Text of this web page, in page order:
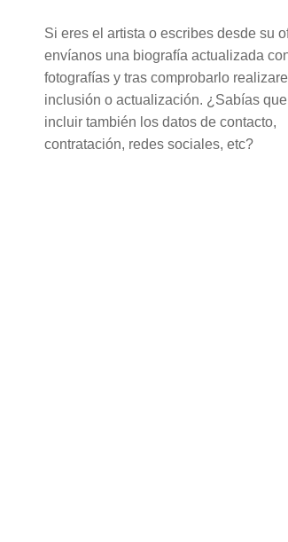
Si eres el artista o escribes desde su
envíanos una biografía actualizada
fotografías y tras comprobarlo
inclusión o actualización. ¿Sabías
incluir también los datos de contacto,
contratación, redes sociales, etc?